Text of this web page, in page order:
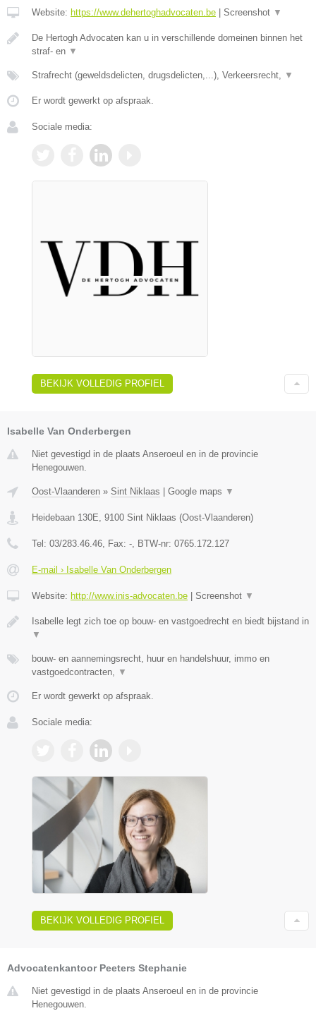
Website: https://www.dehertoghadvocaten.be Screenshot ▼
De Hertogh Advocaten kan u in verschillende domeinen binnen het
straf- en ▼
Strafrecht (geweldsdelicten, drugsdelicten,...), Verkeersrecht, ▼
Er wordt gewerkt op afspraak.
Sociale media:
BEKIJK VOLLEDIG PROFIEL
Isabelle Van Onderbergen
Niet gevestigd in de plaats Anseroeul en in de provincie
Henegouwen.
Oost-Vlaanderen » Sint Niklaas Google maps ▼
Heidebaan 130E, 9100 Sint Niklaas (Oost-Vlaanderen)
Tel: 03/283.46.46, Fax: -, BTW-nr: 0765.172.127
E-mail › Isabelle Van Onderbergen
Website: http://www.inis-advocaten.be Screenshot ▼
Isabelle legt zich toe op bouw- en vastgoedrecht en biedt bijstand in
▼
bouw- en aannemingsrecht, huur en handelshuur, immo en
vastgoedcontracten, ▼
Er wordt gewerkt op afspraak.
Sociale media:
BEKIJK VOLLEDIG PROFIEL
Advocatenkantoor Peeters Stephanie
Niet gevestigd in de plaats Anseroeul en in de provincie
Henegouwen.